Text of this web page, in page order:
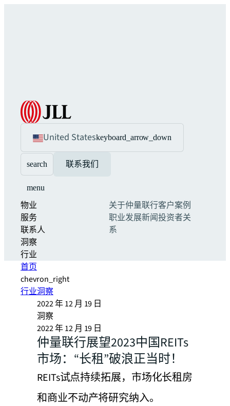
United Stateskeyboard_arrow_down
search 联系我们
menu
物业
服务
联系人
洞察
行业
关于仲量联行客户案例
职业发展新闻投资者关
系
首页
chevron_right
行业洞察
2022 年 12 月 19 日
洞察
2022 年 12 月 19 日
仲量联行展望2023中国REITs
市场：“长租”破浪正当时！
REITs试点持续拓展，市场化长租房
和商业不动产将研究纳入。